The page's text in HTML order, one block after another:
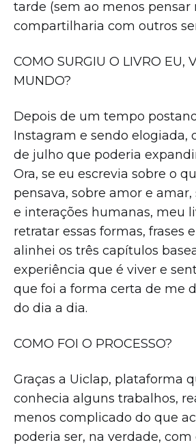
tarde (sem ao menos pensar
compartilharia com outros
COMO SURGIU O LIVRO EU,
MUNDO?
Depois de um tempo
Instagram e sendo elogiada,
de julho que poderia
Ora, se eu escrevia sobre o
pensava, sobre amor e amar,
e interações humanas, meu
retratar essas formas, frases
alinhei os três capítulos
experiência que é viver e
que foi a forma certa de me
do dia a dia.
COMO FOI O PROCESSO?
Graças a Uiclap, plataforma
conhecia alguns trabalhos,
menos complicado do que
poderia ser, na verdade, com